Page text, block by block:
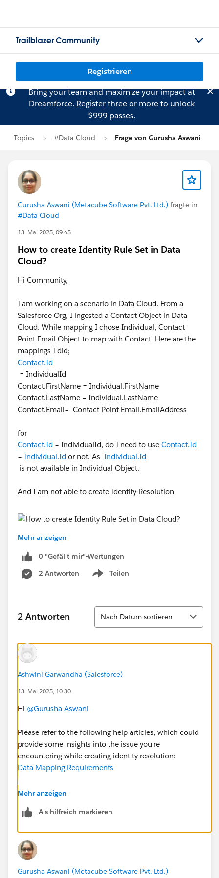
Trailblazer Community
Registrieren
Bring your team and maximize your impact at
Dreamforce. Registerthree or more to unlock
$999 passes.
Topics #Data Cloud Frage von Gurusha Aswani
Gurusha Aswani (Metacube Software Pvt. Ltd.) fragte in
#Data Cloud
13. Mai 2025, 09:45
How to create Identity Rule Set in Data
Cloud?
Hi Community,
I am working on a scenario in Data Cloud. From a
Salesforce Org, I ingested a Contact Object in Data
Cloud. While mapping I chose Individual, Contact
Point Email Object to map with Contact. Here are the
mappings I did;
Contact.Id
= IndividualId
Contact.FirstName = Individual.FirstName
Contact.LastName = Individual.LastName
Contact.Email= Contact Point Email.EmailAddress
for
Contact.Id = IndividualId, do I need to use Contact.Id
= Individual.Id or not. As Individual.Id
is not available in Individual Object.
And I am not able to create Identity Resolution.
Mehr anzeigen
0 "Gefällt mir"-Wertungen
2 Antworten
Teilen
Show menu
2 Antworten
Sortieren
Nach Datum sortieren
Ashwini Garwandha (Salesforce)
13. Mai 2025, 10:30
Hi @Gurusha Aswani
Please refer to the following help articles, which could
provide some insights into the issue you're
encountering while creating identity resolution:
Data Mapping Requirements
Identity Resolution Rulesets
Mehr anzeigen
Als hilfreich markieren
Gurusha Aswani (Metacube Software Pvt. Ltd.)